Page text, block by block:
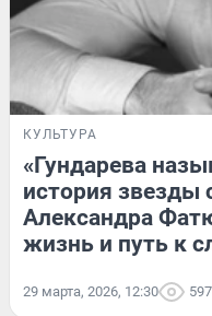
КУЛЬТУРА
«Гундарева
история звезды
Александра
жизнь и путь к
29 марта, 2026, 12:30 597